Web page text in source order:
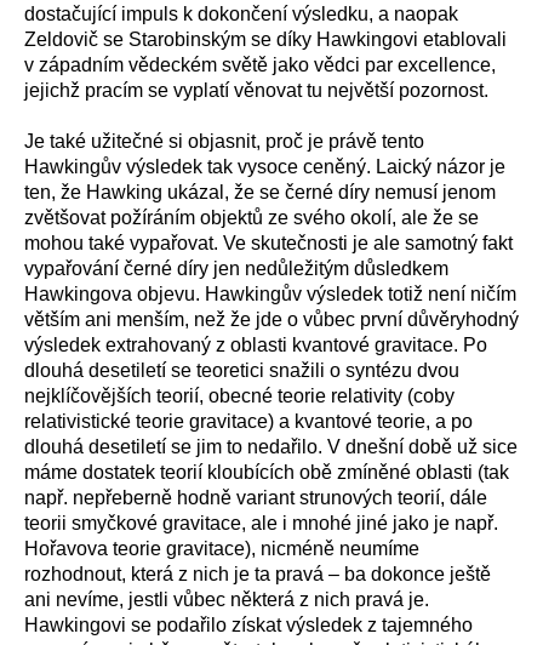
dostačující impuls k dokončení výsledku, a naopak
Zeldovič se Starobinským se díky Hawkingovi etablovali
v západním vědeckém světě jako vědci par excellence,
jejichž pracím se vyplatí věnovat tu největší pozornost.
Je také užitečné si objasnit, proč je právě tento
Hawkingův výsledek tak vysoce ceněný. Laický názor je
ten, že Hawking ukázal, že se černé díry nemusí jenom
zvětšovat požíráním objektů ze svého okolí, ale že se
mohou také vypařovat. Ve skutečnosti je ale samotný fakt
vypařování černé díry jen nedůležitým důsledkem
Hawkingova objevu. Hawkingův výsledek totiž není ničím
větším ani menším, než že jde o vůbec první důvěryhodný
výsledek extrahovaný z oblasti kvantové gravitace. Po
dlouhá desetiletí se teoretici snažili o syntézu dvou
nejklíčovějších teorií, obecné teorie relativity (coby
relativistické teorie gravitace) a kvantové teorie, a po
dlouhá desetiletí se jim to nedařilo. V dnešní době už sice
máme dostatek teorií kloubících obě zmíněné oblasti (tak
např. nepřeberně hodně variant strunových teorií, dále
teorii smyčkové gravitace, ale i mnohé jiné jako je např.
Hořavova teorie gravitace), nicméně neumíme
rozhodnout, která z nich je ta pravá – ba dokonce ještě
ani nevíme, jestli vůbec některá z nich pravá je.
Hawkingovi se podařilo získat výsledek z tajemného